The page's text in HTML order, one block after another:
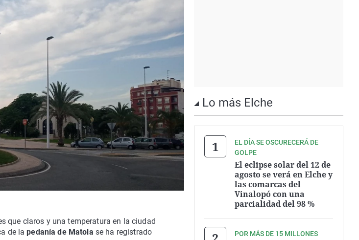
que claros y una temperatura en la ciudad
de la pedanía de Matola se ha registrado
Lo más Elche
EL DÍA SE OSCURECERÁ DE
GOLPE
El eclipse solar del 12 de
agosto se verá en Elche y
las comarcas del
Vinalopó con una
parcialidad del 98 %
POR MÁS DE 15 MILLONES